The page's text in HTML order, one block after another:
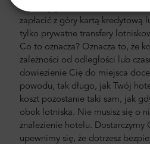
bez ukrytych kosztów. Nie musisz
zapłacić z góry kartą kredytową
tylko prywatne transfery
Co to oznacza? Oznacza to, że
zależności od odległości lub
dowiezienie Cię do miejsca
powodu, tak długo, jak Twój
koszt pozostanie taki sam, jak
obok lotniska. Nie musisz się o
znalezienie hotelu. Dostarczymy
upewnimy się, że dotrzesz